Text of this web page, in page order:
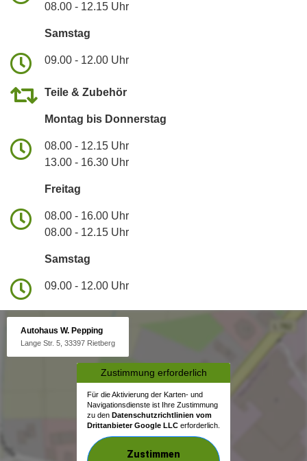
08.00 - 12.15 Uhr
Samstag
09.00 - 12.00 Uhr
Teile & Zubehör
Montag bis Donnerstag
08.00 - 12.15 Uhr
13.00 - 16.30 Uhr
Freitag
08.00 - 16.00 Uhr
08.00 - 12.15 Uhr
Samstag
09.00 - 12.00 Uhr
Autohaus W. Pepping
Lange Str. 5, 33397 Rietberg
Zustimmung erforderlich
Für die Aktivierung der Karten- und
Navigationsdienste ist Ihre Zustimmung
zu den Datenschutzrichtlinien vom
Drittanbieter Google LLC erforderlich.
Zustimmen